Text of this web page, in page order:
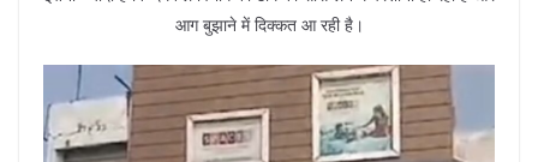
आग बुझाने में दिक्कत आ रही है।